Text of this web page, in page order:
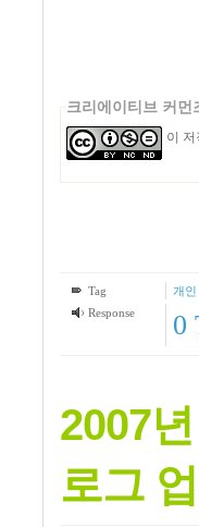
크리에이티브 커먼
이 저
Tag 개
Response
0
2007
로그